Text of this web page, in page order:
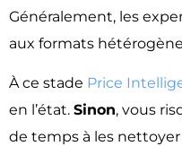
Généralement, les
aux formats
À ce stade Price
en l’état. Sinon, vous
de temps à les nettoyer